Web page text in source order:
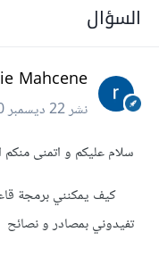
السؤال
Mahcene
نشر22 ديسمبر 2020
سلام عليكم و اتمنى منكم
كيف يمكنني برمجة قاعة
تفيدوني بمصادر و نصائح